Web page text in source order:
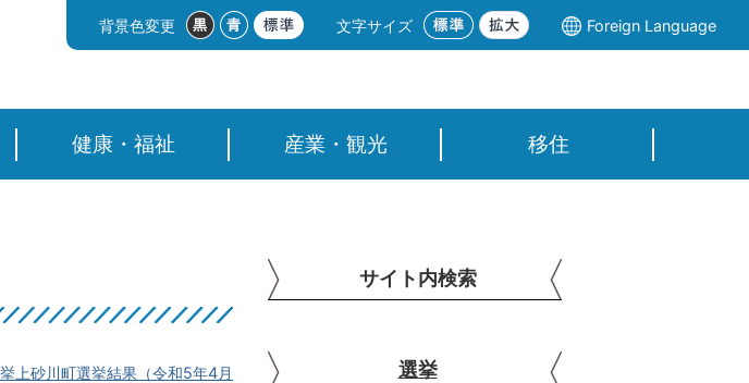
背景色変更 文字サイズ Foreign Language
健康・福祉 産業・観光 移住
上砂川町選挙結果（令和5年4月
サイト内検索
選挙